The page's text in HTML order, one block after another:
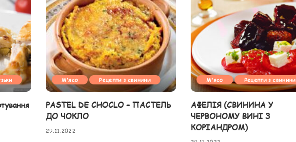
М'ясо Рецепти з свинини
PASTEL DE CHOCLO – ПАСТЕЛЬ
ДО ЧОКЛО
29.11.2022
М'ясо Рецепти з свинини
АФЕЛІЯ (СВИНИНА У
ЧЕРВОНОМУ ВИНІ З
КОРІАНДРОМ)